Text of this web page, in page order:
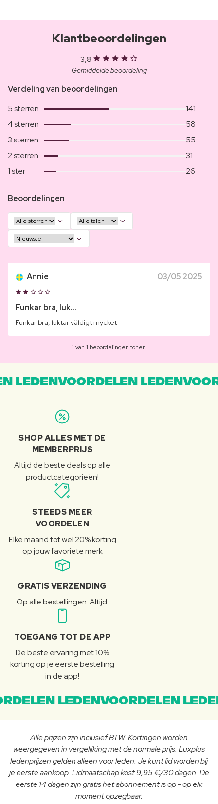
Klantbeoordelingen
3,8
Gemiddelde beoordeling
Verdeling van beoordelingen
5 sterren
141
4 sterren
58
3 sterren
55
2 sterren
31
1 ster
26
Beoordelingen
Annie 03/05 2025
Funkar bra, luk...
Funkar bra, luktar väldigt mycket
1 van 1 beoordelingen tonen
LEDENVOORDELEN
SHOP ALLES MET DE
MEMBERPRIJS
Altijd de beste deals op alle
productcategorieën!
STEEDS MEER
VOORDELEN
Elke maand tot wel 20% korting
op jouw favoriete merk
GRATIS VERZENDING
Op alle bestellingen. Altijd.
TOEGANG TOT DE APP
De beste ervaring met 10%
korting op je eerste bestelling
in de app!
LEDENVOORDELEN
Alle prijzen zijn inclusief BTW. Kortingen worden
weergegeven in vergelijking met de normale prijs. Luxplus
ledenprijzen gelden alleen voor leden. Je kunt lid worden bij
je eerste aankoop. Lidmaatschap kost 9,95 €/30 dagen. De
eerste 14 dagen zijn gratis het abonnement is op - op elk
moment opzegbaar.